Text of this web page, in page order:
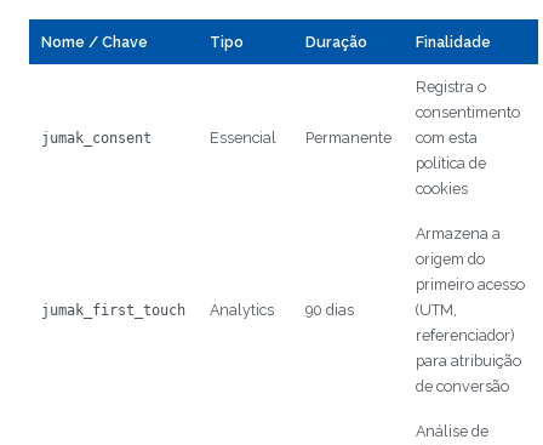
Nome / Chave Tipo Duração Finalidade
jumak_consent Essencial Permanente
Registra o
consentimento
com esta
política de
cookies
jumak_first_touch Analytics 90 dias
Armazena a
origem do
primeiro acesso
(UTM,
referenciador)
para atribuição
de conversão
Análise de